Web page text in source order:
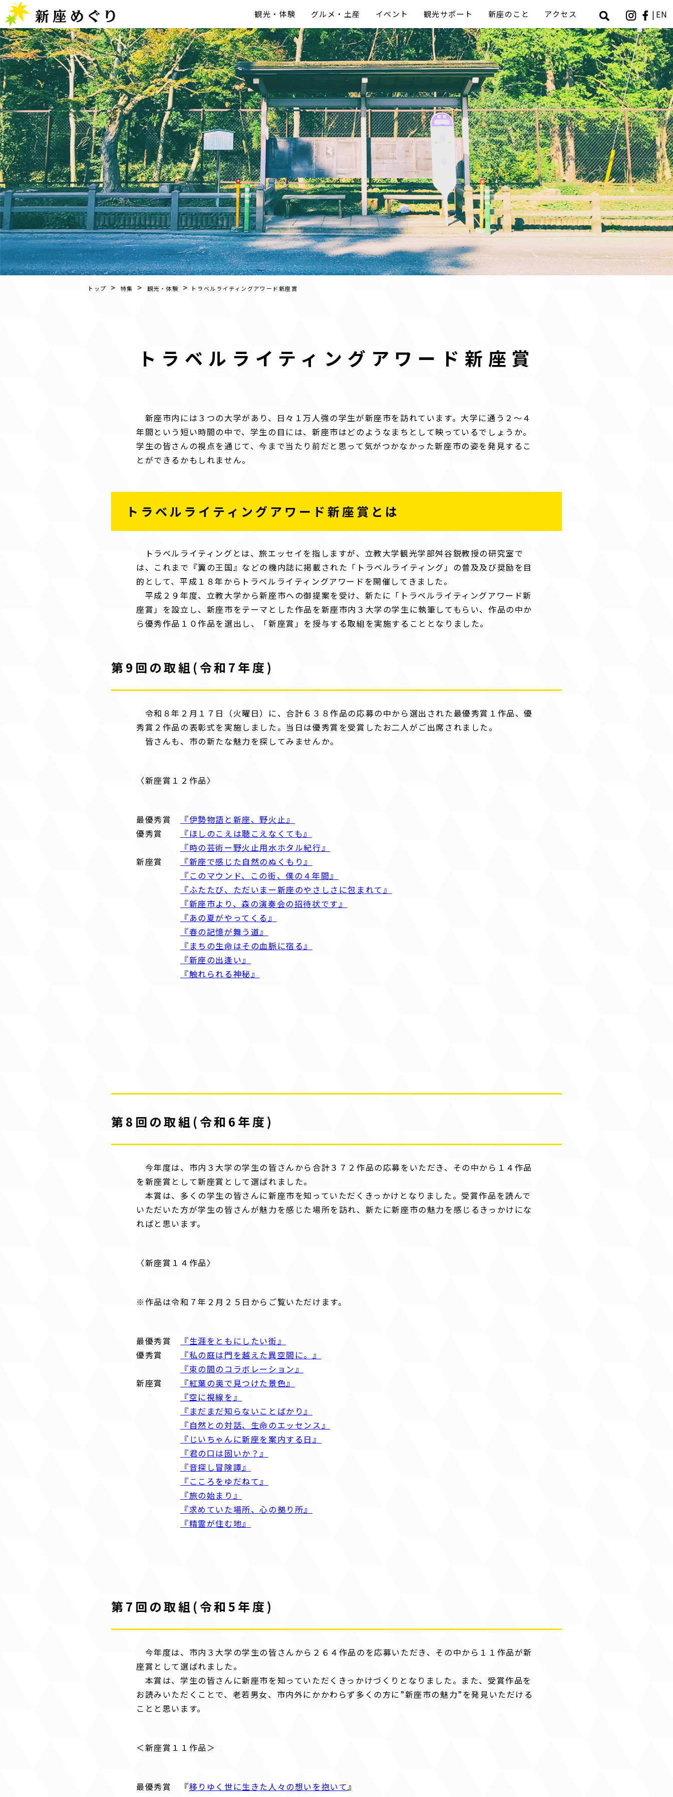
観光・体験 グルメ・土産 イベント 観光サポート 新座のこと アクセス EN
トップ > 特集 > 観光・体験 > トラベルライティングアワード新座賞
トラベルライティングアワード新座賞
新座市内には３つの大学があり、日々１万人強の学生が新座市を訪れています。大学に通う２〜４
年間という短い時間の中で、学生の目には、新座市はどのようなまちとして映っているでしょうか。
学生の皆さんの視点を通じて、今まで当たり前だと思って気がつかなかった新座市の姿を発見するこ
とができるかもしれません。
トラベルライティングアワード新座賞とは
トラベルライティングとは、旅エッセイを指しますが、立教大学観光学部舛谷鋭教授の研究室で
は、これまで『翼の王国』などの機内誌に掲載された「トラベルライティング」の普及及び奨励を目
的として、平成１８年からトラベルライティングアワードを開催してきました。
平成２９年度、立教大学から新座市への御提案を受け、新たに「トラベルライティングアワード新
座賞」を設立し、新座市をテーマとした作品を新座市内３大学の学生に執筆してもらい、作品の中か
ら優秀作品１０作品を選出し、「新座賞」を授与する取組を実施することとなりました。
第9回の取組(令和7年度)
令和８年２月１７日（火曜日）に、合計６３８作品の応募の中から選出された最優秀賞１作品、優
秀賞２作品の表彰式を実施しました。当日は優秀賞を受賞したお二人がご出席されました。
皆さんも、市の新たな魅力を探してみませんか。
〈新座賞１２作品〉
最優秀賞
『伊勢物語と新座、野火止』
優秀賞
『ほしのこえは聴こえなくても』
『時の芸術ー野火止用水ホタル紀行』
新座賞
『新座で感じた自然のぬくもり』
『このマウンド、この街、僕の４年間』
『ふたたび、ただいまー新座のやさしさに包まれて』
『新座市より、森の演奏会の招待状です』
『あの夏がやってくる』
『春の記憶が舞う道』
『まちの生命はその血脈に宿る』
『新座の出逢い』
『触れられる神秘』
第8回の取組(令和6年度)
今年度は、市内３大学の学生の皆さんから合計３７２作品の応募をいただき、その中から１４作品
を新座賞として新座賞として選ばれました。
本賞は、多くの学生の皆さんに新座市を知っていただくきっかけとなりました。受賞作品を読んで
いただいた方が学生の皆さんが魅力を感じた場所を訪れ、新たに新座市の魅力を感じるきっかけにな
ればと思います。
〈新座賞１４作品〉
※作品は令和７年２月２５日からご覧いただけます。
最優秀賞
『生涯をともにしたい街』
優秀賞
『私の庭は門を越えた異空間に。』
『束の間のコラボレーション』
新座賞
『紅葉の奥で見つけた景色』
『空に視線を』
『まだまだ知らないことばかり』
『自然との対話、生命のエッセンス』
『じいちゃんに新座を案内する日』
『君の口は固いか？』
『音探し冒険譚』
『こころをゆだねて』
『旅の始まり』
『求めていた場所、心の拠り所』
『精霊が住む地』
第7回の取組(令和5年度)
今年度は、市内３大学の学生の皆さんから２６４作品のを応募いただき、その中から１１作品が新
座賞として選ばれました。
本賞は、学生の皆さんに新座市を知っていただくきっかけづくりとなりました。また、受賞作品を
お読みいただくことで、老若男女、市内外にかかわらず多くの方に”新座市の魅力”を発見いただける
ことと思います。
＜新座賞１１作品＞
最優秀賞 『移りゆく世に生きた人々の想いを抱いて 』